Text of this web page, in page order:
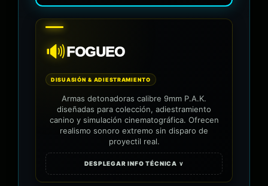
🔊FOGUEO
DISUASIÓN & ADIESTRAMIENTO
Armas detonadoras calibre 9mm P.A.K.
diseñadas para colección, adiestramiento
canino y simulación cinematográfica. Ofrecen
realismo sonoro extremo sin disparo de
proyectil real.
DESPLEGAR INFO TÉCNICA ∨